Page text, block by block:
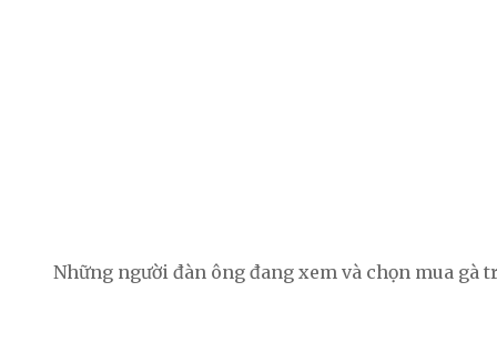
Những người đàn ông đang xem và chọn mua gà